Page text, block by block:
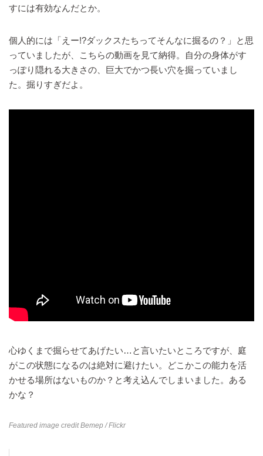
すには有効なんだとか。
個人的には「えー!?ダックスたちってそんなに掘るの？」と思
っていましたが、こちらの動画を見て納得。自分の身体がす
っぽり隠れる大きさの、巨大でかつ長い穴を掘っていまし
た。掘りすぎだよ。
心ゆくまで掘らせてあげたい…と言いたいところですが、庭
がこの状態になるのは絶対に避けたい。どこかこの能力を活
かせる場所はないものか？と考え込んでしまいました。ある
かな？
Featured image creditBemep/ Flickr